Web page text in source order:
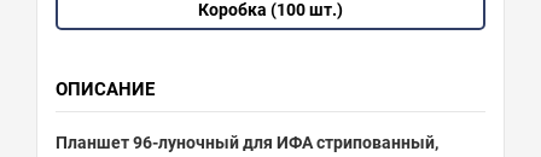
Коробка (100 шт.)
ОПИСАНИЕ
Планшет 96-луночный для ИФА стрипованный,